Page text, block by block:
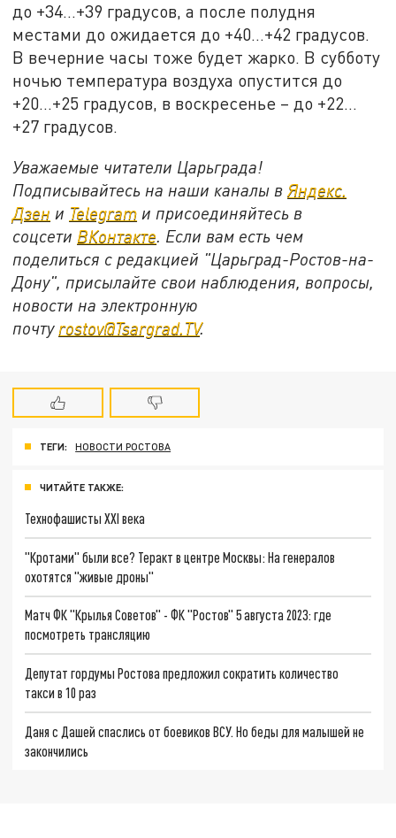
до +34…+39 градусов, а после полудня
местами до ожидается до +40…+42 градусов.
В вечерние часы тоже будет жарко. В субботу
ночью температура воздуха опустится до
+20…+25 градусов, в воскресенье – до +22…
+27 градусов.
Уважаемые читатели Царьграда!
Подписывайтесь на наши каналы вЯндекс.
Дзен и Telegram и присоединяйтесь в
соцсети ВКонтакте. Если вам есть чем
поделиться с редакцией "Царьград-Ростов-на-
Дону", присылайте свои наблюдения, вопросы,
новости на электронную
почту rostov@Tsargrad.ТV.
ТЕГИ: НОВОСТИ РОСТОВА
ЧИТАЙТЕ ТАКЖЕ:
Технофашисты XXI века
"Кротами" были все? Теракт в центре Москвы: На генералов
охотятся "живые дроны"
Матч ФК "Крылья Советов" - ФК "Ростов" 5 августа 2023: где
посмотреть трансляцию
Депутат гордумы Ростова предложил сократить количество
такси в 10 раз
Даня с Дашей спаслись от боевиков ВСУ. Но беды для малышей не
закончились